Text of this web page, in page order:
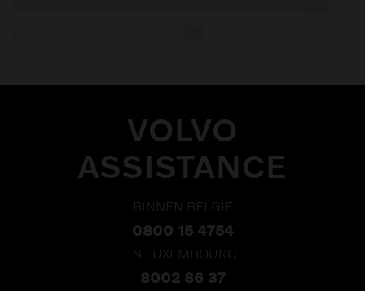
VOLVO
ASSISTANCE
BINNEN BELGIE
0800 15 4754
IN LUXEMBOURG
8002 86 37